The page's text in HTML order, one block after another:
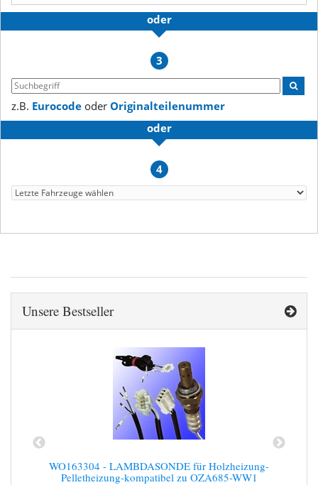
oder
3
z.B. Eurocode oder Originalteilenummer
oder
4
Unsere Bestseller
WO163304 - LAMBDASONDE für Holzheizung-
Pelletheizung-kompatibel zu OZA685-WW1